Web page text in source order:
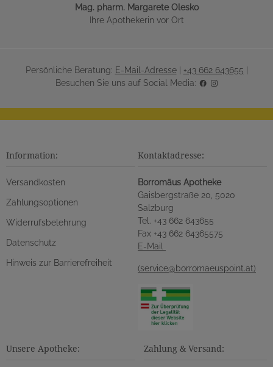
Mag. pharm. Margarete Olesko
Ihre Apothekerin vor Ort
Persönliche Beratung: E-Mail-Adresse| +43 662 643655
Besuchen Sie uns auf Social Media:
Information:
Versandkosten
Zahlungsoptionen
Widerrufsbelehrung
Datenschutz
Hinweis zur Barrierefreiheit
Kontaktadresse:
Borromäus Apotheke
Gaisbergstraße 20, 5020
Salzburg
Tel. +43 662 643655
Fax +43 662 64365575
E-Mail
(service@borromaeuspoint.at)
Unsere Apotheke: Zahlung & Versand: